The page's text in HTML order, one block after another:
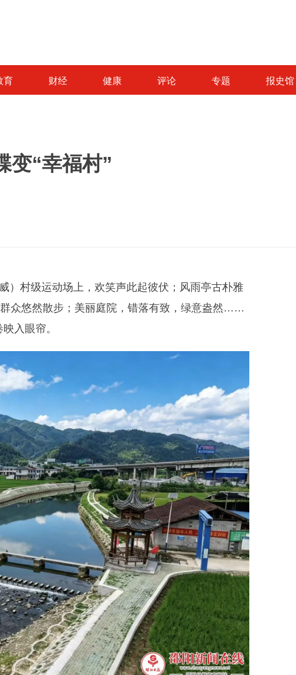
育 财经 健康 评论 专题 报史馆
变“幸福村”
）村级运动场上，欢笑声此起彼伏；风雨亭古朴雅
众悠然散步；美丽庭院，错落有致，绿意盎然……
入眼帘。